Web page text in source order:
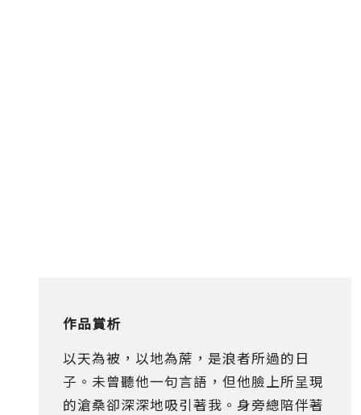
作品賞析
以天為被，以地為蓆，是浪者所過的日
子。未曾聽他一句言語，但他臉上所呈現
的滄桑卻深深地吸引著我。身旁總陪伴著